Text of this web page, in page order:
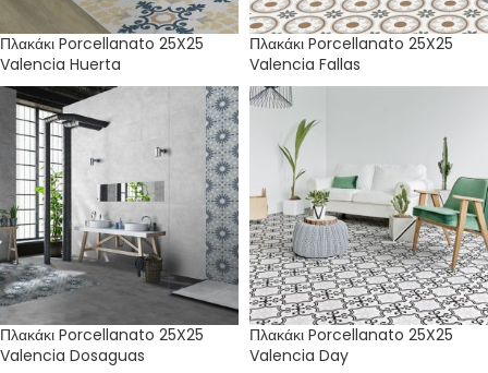
Πλακάκι Porcellanato 25X25
Valencia Huerta
Πλακάκι Porcellanato 25X25
Valencia Fallas
Πλακάκι Porcellanato 25X25
Valencia Dosaguas
Πλακάκι Porcellanato 25X25
Valencia Day